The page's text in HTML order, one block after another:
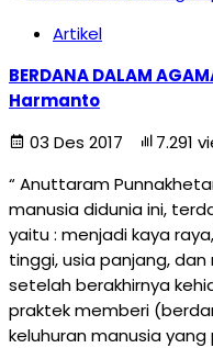
Artikel
BERDANA DALAM
Harmanto
03 Des 2017
7.291
“ Anuttaram
manusia didunia ini,
yaitu : menjadi kaya
tinggi, usia panjang,
setelah berakhirnya
praktek memberi
keluhuran manusia